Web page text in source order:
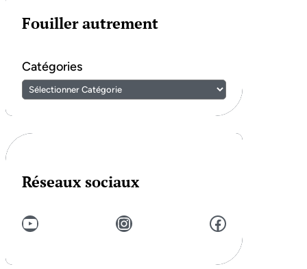
Fouiller autrement
Catégories
Réseaux sociaux
YouTube Instagram Facebook